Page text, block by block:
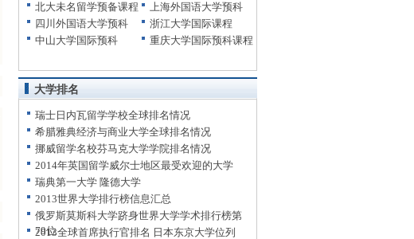
北大未名留学预备课程
上海外国语大学预科
四川外国语大学预科
浙江大学国际课程
中山大学国际预科
重庆大学国际预科课程
大学排名
瑞士日内瓦留学学校全球排名情况
希腊雅典经济与商业大学全球排名情况
挪威留学名校芬马克大学学院排名情况
2014年英国留学威尔士地区最受欢迎的大学
瑞典第一大学 隆德大学
2013世界大学排行榜信息汇总
俄罗斯莫斯科大学跻身世界大学学术排行榜第
79位
2013全球首席执行官排名 日本东京大学位列